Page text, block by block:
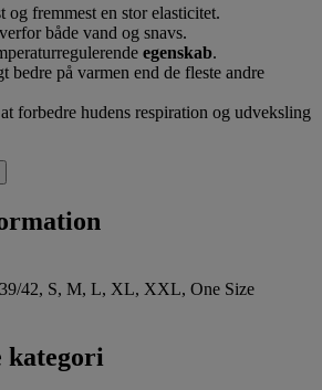
og fremmest en stor elasticitet.
både vand og snavs.
egenskab.
bedre på varmen end de fleste andre
forbedre hudens respiration og udveksling
42, S, M, L, XL, XXL, One Size
kategori